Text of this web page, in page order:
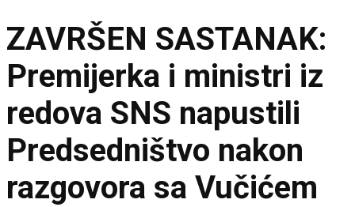
ZAVRŠEN SASTANAK:
Premijerka i ministri iz
redova SNS napustili
Predsedništvo nakon
razgovora sa Vučićem